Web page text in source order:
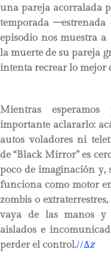
una pareja acorralada
temporada
episodio nos muestra
la muerte de su pareja
intenta recrear lo mejor
Mientras
importante aclararlo:
autos voladores ni
de “Black Mirror” es
poco de imaginación y,
funciona como motor
zombis o
vaya de las manos y
aislados e
perder el control.//∆z